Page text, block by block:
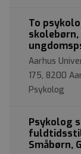
To
skolebørn,
Aarhus
175, 8200
Psykolog
Psykolog
Småbørn,